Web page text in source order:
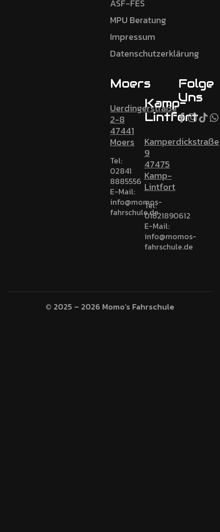
ASF-FES
MPU Beratung
Impressum
Datenschutzerklärung
Moers
Uerdingerstraße
2-8
47441
Moers
Tel:
02841
8885556
E-Mail:
info@momos-
fahrschule.de
Kamp-
Lintfort
Kamperdickstraße
9
47475
Kamp-
Lintfort
Tel:
01621890612
E-Mail:
info@momos-
fahrschule.de
Folge
Uns
© 2025 – 2026 Momo’s Fahrschule